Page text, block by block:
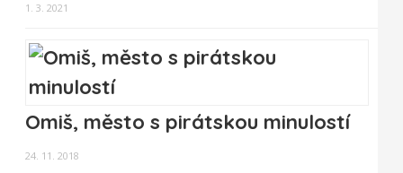
1. 3. 2021
Omiš, město s pirátskou minulostí
24. 11. 2018